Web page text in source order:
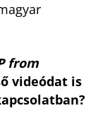
from
videódat is